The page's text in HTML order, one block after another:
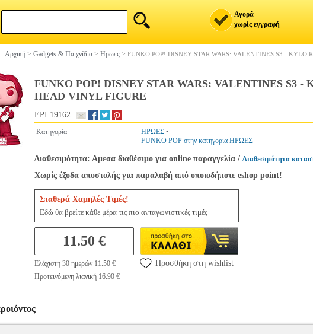
Αγορά
χωρίς εγγραφή
Αρχική > Gadgets & Παιχνίδια > Ηρωες > FUNKO POP! DISNEY STAR WARS: VALENTINES S3 - KYLO
FUNKO POP! DISNEY STAR WARS: VALENTINES S3 -
HEAD VINYL FIGURE
EPI.19162
Κατηγορία ΗΡΩΕΣ •
FUNKO POP στην κατηγορία ΗΡΩΕΣ
Διαθεσιμότητα: Αμεσα διαθέσιμο για online παραγγελία / Διαθεσιμότητα
Χωρίς έξοδα αποστολής για παραλαβή από οποιοδήποτε eshop point!
Σταθερά Χαμηλές Τιμές!
Εδώ θα βρείτε κάθε μέρα τις πιο ανταγωνιστικές τιμές
11.50 €
Ελάχιστη 30 ημερών 11.50 €
Προτεινόμενη λιανική 16.90 €
Προσθήκη στη wishlist